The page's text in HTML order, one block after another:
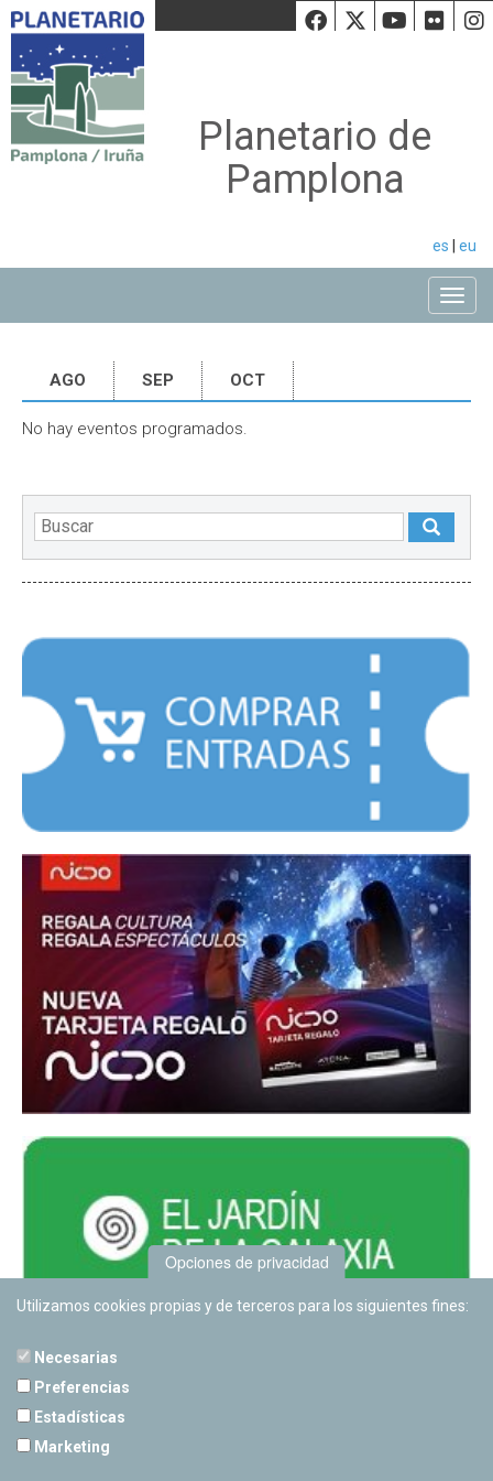
Facebook
Twiiter
Planetario de
Pamplona
es eu
AGO SEP OCT
No hay eventos programados.
Opciones de privacidad
Utilizamos cookies propias y de terceros para los siguientes fines:
Necesarias
Preferencias
Estadísticas
Marketing